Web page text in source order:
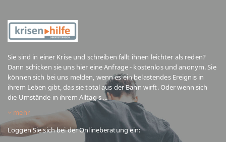
Sie sind in einer Krise und schreiben fällt ihnen leichter als reden?
Dann schicken sie uns hier eine Anfrage - kostenlos und anonym. Sie
können sich bei uns melden, wenn es ein belastendes Ereignis in
ihrem Leben gibt, das sie total aus der Bahn wirft. Oder wenn sich
die Umstände in ihrem Alltag s ...
mehr
Loggen Sie sich bei der Onlineberatung ein: